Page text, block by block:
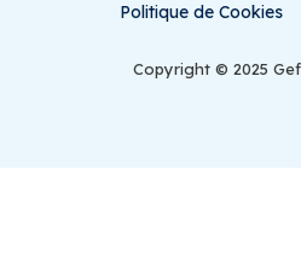
Politique de Cookies
Copyright © 2025